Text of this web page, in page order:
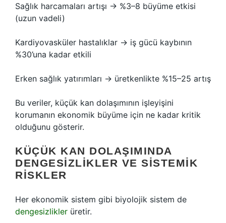
Sağlık harcamaları artışı → %3–8 büyüme etkisi
(uzun vadeli)
Kardiyovasküler hastalıklar → iş gücü kaybının
%30’una kadar etkili
Erken sağlık yatırımları → üretkenlikte %15–25 artış
Bu veriler, küçük kan dolaşımının işleyişini
korumanın ekonomik büyüme için ne kadar kritik
olduğunu gösterir.
KÜÇÜK KAN DOLAŞIMINDA
DENGESIZLIKLER VE SISTEMIK
RISKLER
Her ekonomik sistem gibi biyolojik sistem de
dengesizlikler üretir.